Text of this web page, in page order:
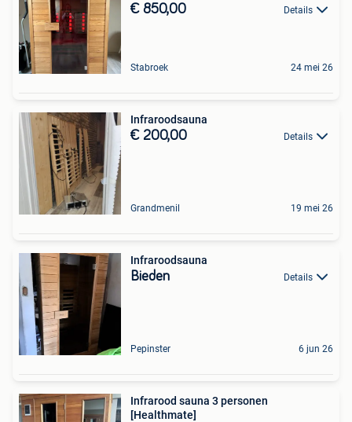
€ 850,00 Details
Stabroek 24 mei 26
Infraroodsauna
€ 200,00 Details
Grandmenil 19 mei 26
Infraroodsauna
Bieden Details
Pepinster 6 jun 26
Infrarood sauna 3 personen
[Healthmate]